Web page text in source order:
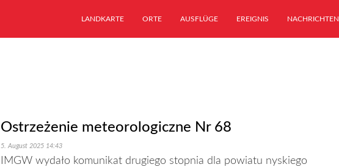
LANDKARTE ORTE AUSFLÜGE EREIGNIS NACHRICHTEN
Ostrzeżenie meteorologiczne Nr 68
5. August 2025 14:43
IMGW wydało komunikat drugiego stopnia dla powiatu nyskiego